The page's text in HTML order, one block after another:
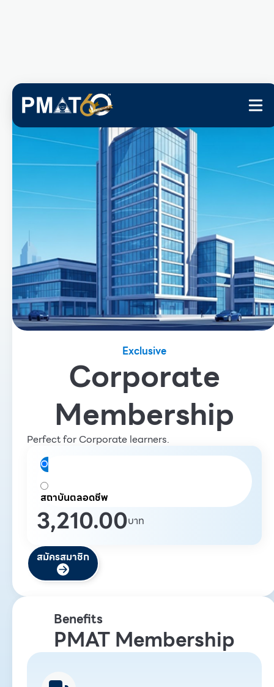
Exclusive
Corporate
Membership
Perfect for Corporate learners.
สถาบันรายปี
สถาบันตลอดชีพ
3,210.00บาท
สมัครสมาชิก
Benefits
PMAT Membership